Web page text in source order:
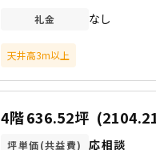
礼金 なし
天井高3m以上
4階636.52坪
坪単価(共益費)
応相談